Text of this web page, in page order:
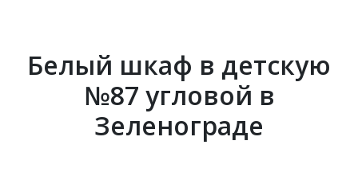
Белый шкаф в детскую
№87 угловой в
Зеленограде